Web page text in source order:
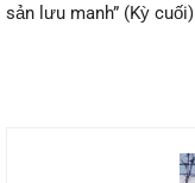
sản lưu manh” (Kỳ cuối)